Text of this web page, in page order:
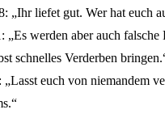
„Ihr liefet gut. Wer hat euch
„Es werden aber auch
schnelles Verderben
„Lasst euch von niemandem